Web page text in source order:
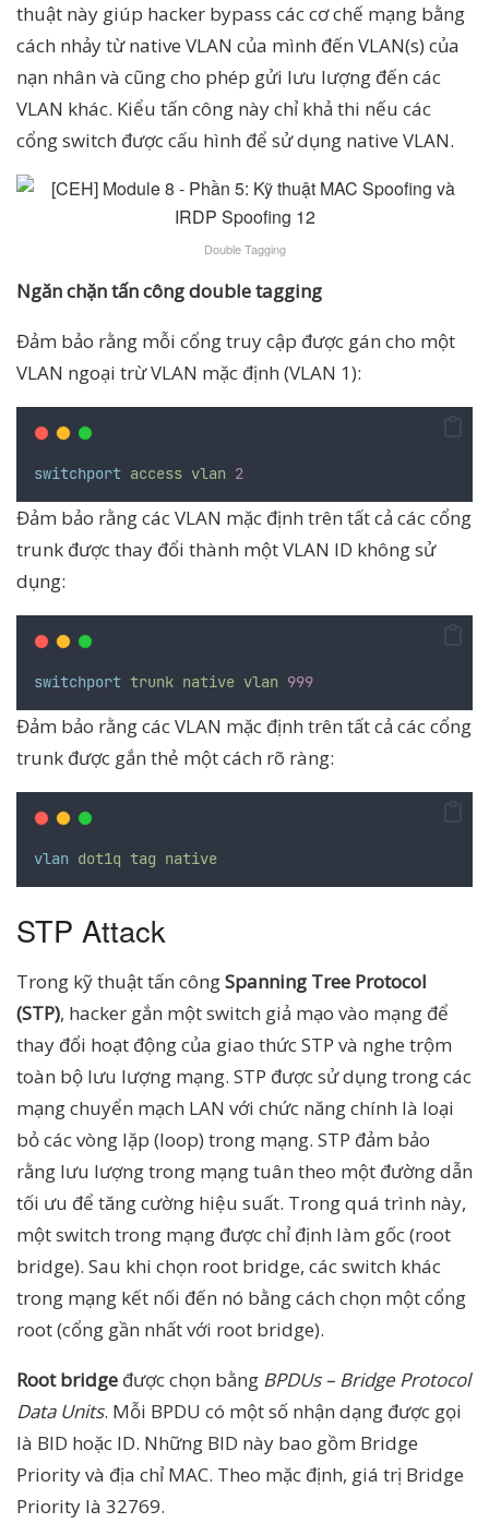
thuật này giúp hacker bypass các cơ chế mạng bằng
cách nhảy từ native VLAN của mình đến VLAN(s) của
nạn nhân và cũng cho phép gửi lưu lượng đến các
VLAN khác. Kiểu tấn công này chỉ khả thi nếu các
cổng switch được cấu hình để sử dụng native VLAN.
Double Tagging
Ngăn chặn tấn công double tagging
Đảm bảo rằng mỗi cổng truy cập được gán cho một
VLAN ngoại trừ VLAN mặc định (VLAN 1):
switchport access vlan 2
Đảm bảo rằng các VLAN mặc định trên tất cả các cổng
trunk được thay đổi thành một VLAN ID không sử
dụng:
switchport trunk native vlan 999
Đảm bảo rằng các VLAN mặc định trên tất cả các cổng
trunk được gắn thẻ một cách rõ ràng:
vlan dot1q tag native
STP Attack
Trong kỹ thuật tấn côngSpanning Tree Protocol
(STP), hacker gắn một switch giả mạo vào mạng để
thay đổi hoạt động của giao thức STP và nghe trộm
toàn bộ lưu lượng mạng. STP được sử dụng trong các
mạng chuyển mạch LAN với chức năng chính là loại
bỏ các vòng lặp (loop) trong mạng. STP đảm bảo
rằng lưu lượng trong mạng tuân theo một đường dẫn
tối ưu để tăng cường hiệu suất. Trong quá trình này,
một switch trong mạng được chỉ định làm gốc (root
bridge). Sau khi chọn root bridge, các switch khác
trong mạng kết nối đến nó bằng cách chọn một cổng
root (cổng gần nhất với root bridge).
Root bridge được chọn bằng BPDUs – Bridge Protocol
Data Units. Mỗi BPDU có một số nhận dạng được gọi
là BID hoặc ID. Những BID này bao gồm Bridge
Priority và địa chỉ MAC. Theo mặc định, giá trị Bridge
Priority là 32769.